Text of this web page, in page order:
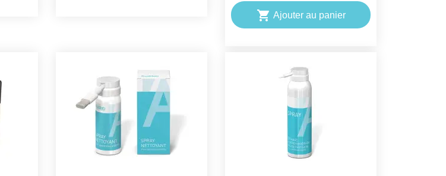
 Ajouter au panier